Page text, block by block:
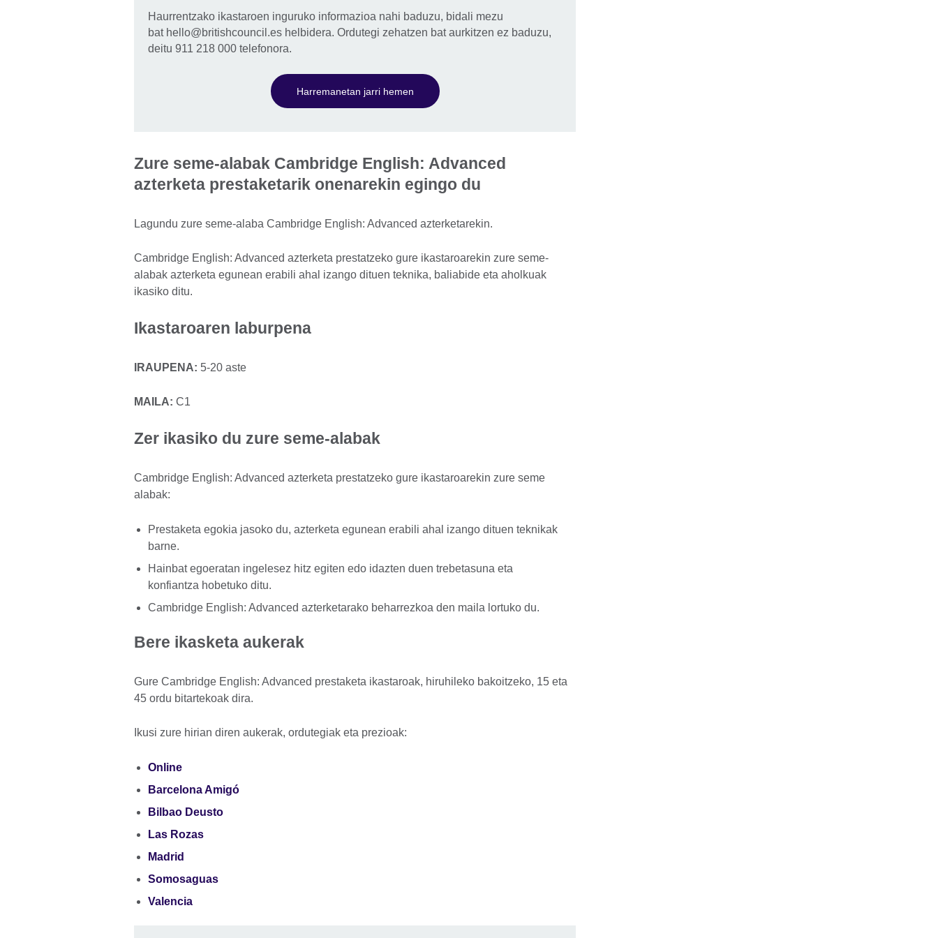
Haurrentzako ikastaroen inguruko informazioa nahi baduzu, bidali mezu
bat hello@britishcouncil.es helbidera. Ordutegi zehatzen bat aurkitzen ez baduzu,
deitu 911 218 000 telefonora.
Harremanetan jarri hemen
Zure seme-alabak Cambridge English: Advanced
azterketa prestaketarik onenarekin egingo du
Lagundu zure seme-alaba Cambridge English: Advanced azterketarekin.
Cambridge English: Advanced azterketa prestatzeko gure ikastaroarekin zure seme-
alabak azterketa egunean erabili ahal izango dituen teknika, baliabide eta aholkuak
ikasiko ditu.
Ikastaroaren laburpena
IRAUPENA: 5-20 aste
MAILA: C1
Zer ikasiko du zure seme-alabak
Cambridge English: Advanced azterketa prestatzeko gure ikastaroarekin zure seme
alabak:
Prestaketa egokia jasoko du, azterketa egunean erabili ahal izango dituen teknikak
barne.
Hainbat egoeratan ingelesez hitz egiten edo idazten duen trebetasuna eta
konfiantza hobetuko ditu.
Cambridge English: Advanced azterketarako beharrezkoa den maila lortuko du.
Bere ikasketa aukerak
Gure Cambridge English: Advanced prestaketa ikastaroak, hiruhileko bakoitzeko, 15 eta
45 ordu bitartekoak dira.
Ikusi zure hirian diren aukerak, ordutegiak eta prezioak:
Online
Barcelona Amigó
Bilbao Deusto
Las Rozas
Madrid
Somosaguas
Valencia